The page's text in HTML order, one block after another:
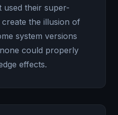
used their super-
the illusion of
system versions
could properly
effects.